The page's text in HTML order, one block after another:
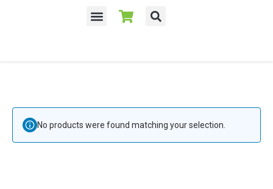
No products were found matching your selection.